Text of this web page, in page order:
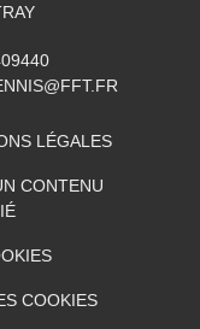
LÉGALES
CONTENU
COOKIES